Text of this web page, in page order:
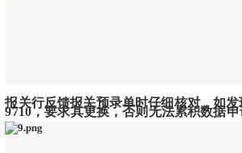
报关行反馈报关预录单时仔细核对，如
9710，要求其更换，否则无法累积数据